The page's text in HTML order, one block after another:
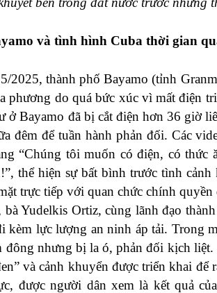
và tình hình Cuba thời gian
2025, thành phố Bayamo (tỉnh
phương do quá bức xúc vì mất điện
ở Bayamo đã bị cắt điện hơn 36 giờ
đêm để tuần hành phản đối. Các
“Chúng tôi muốn có điện, có thức
thể hiện sự bất bình trước tình
trực tiếp với quan chức chính
bà Yudelkis Ortiz, cùng lãnh đạo
kèm lực lượng an ninh áp tải. Trong
đông nhưng bị la ó, phản đối kịch
và cảnh khuyển được triển khai để
được người dân xem là kết quả